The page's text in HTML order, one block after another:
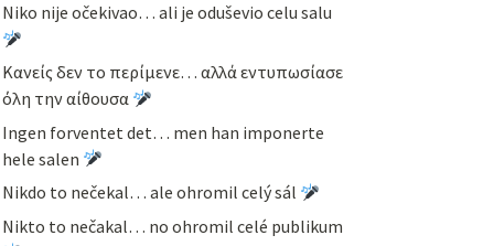
Niko nije očekivao… ali je oduševio celu salu
Κανείς δεν το περίμενε… αλλά εντυπωσίασε
όλη την αίθουσα
Ingen forventet det… men han imponerte
hele salen
Nikdo to nečekal… ale ohromil celý sál
Nikto to nečakal… no ohromil celé publikum